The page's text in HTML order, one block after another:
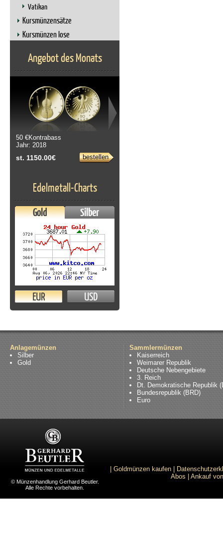
Vatikan
Kursmünzensätze
Kursmünzen lose
Angebot des Monats
50 €Kontrabass
Jahr: 2018
st. 1150.00€ bestellen
Edelmetall-Charts
Gold Silber
EUR USD
Anlagemünzen
Silber
Gold
Sammlermünzen
Kaiserreich
Weimarer Republik
Deutsche Nebengebiete
3. Reich
Dt. Demokratische Republik
Bundesrepublik (BRD)
Euro
© Münzenhandlung Gerhard Beutler.
Alle Rechte vorbehalten.
Goldmünzen kaufen
Abos
Ankauf